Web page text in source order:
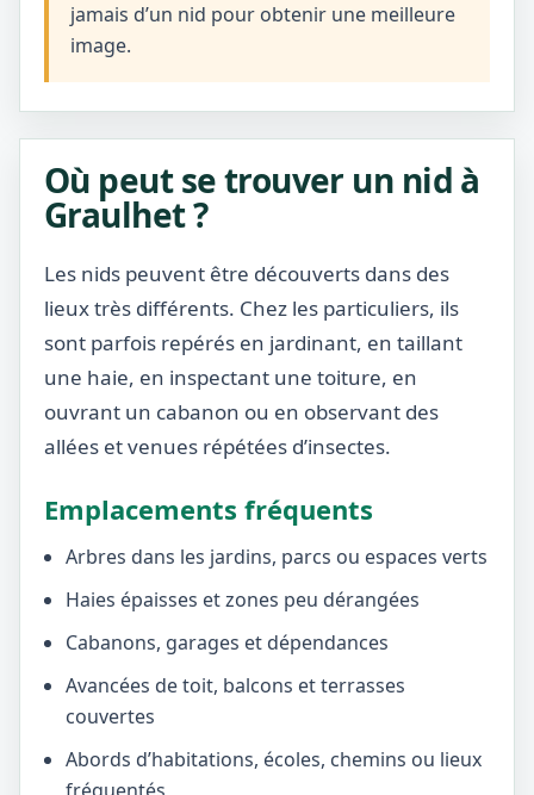
jamais d’un nid pour obtenir une meilleure
image.
Où peut se trouver un nid à
Graulhet ?
Les nids peuvent être découverts dans des
lieux très différents. Chez les particuliers, ils
sont parfois repérés en jardinant, en taillant
une haie, en inspectant une toiture, en
ouvrant un cabanon ou en observant des
allées et venues répétées d’insectes.
Emplacements fréquents
Arbres dans les jardins, parcs ou espaces verts
Haies épaisses et zones peu dérangées
Cabanons, garages et dépendances
Avancées de toit, balcons et terrasses
couvertes
Abords d’habitations, écoles, chemins ou lieux